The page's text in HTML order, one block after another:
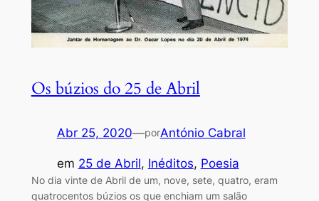
Os búzios do 25 de Abril
Abr 25, 2020—porAntónio Cabral
em 25 de Abril, Inéditos, Poesia
No dia vinte de Abril de um, nove, sete, quatro, eram
quatrocentos búzios os que enchiam um salão